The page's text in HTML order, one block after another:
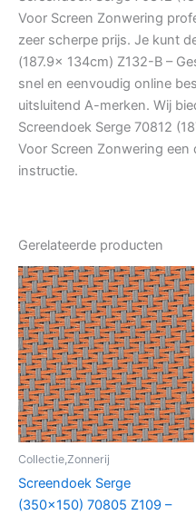
Voor Screen Zonwering
zeer scherpe prijs. Je kunt
(187.9x 134cm) Z132-B –
snel en eenvoudig online
uitsluitend A-merken. Wij
Screendoek Serge 70812
Voor Screen Zonwering
instructie.
Gerelateerde producten
Collectie,Zonnerij
Screendoek Serge
(350×150) 70805 Z109 –